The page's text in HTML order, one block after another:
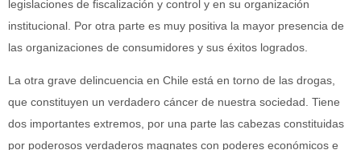
legislaciones de fiscalización y control y en su organización
institucional. Por otra parte es muy positiva la mayor presencia de
las organizaciones de consumidores y sus éxitos logrados.
La otra grave delincuencia en Chile está en torno de las drogas,
que constituyen un verdadero cáncer de nuestra sociedad. Tiene
dos importantes extremos, por una parte las cabezas constituidas
por poderosos verdaderos magnates con poderes económicos e